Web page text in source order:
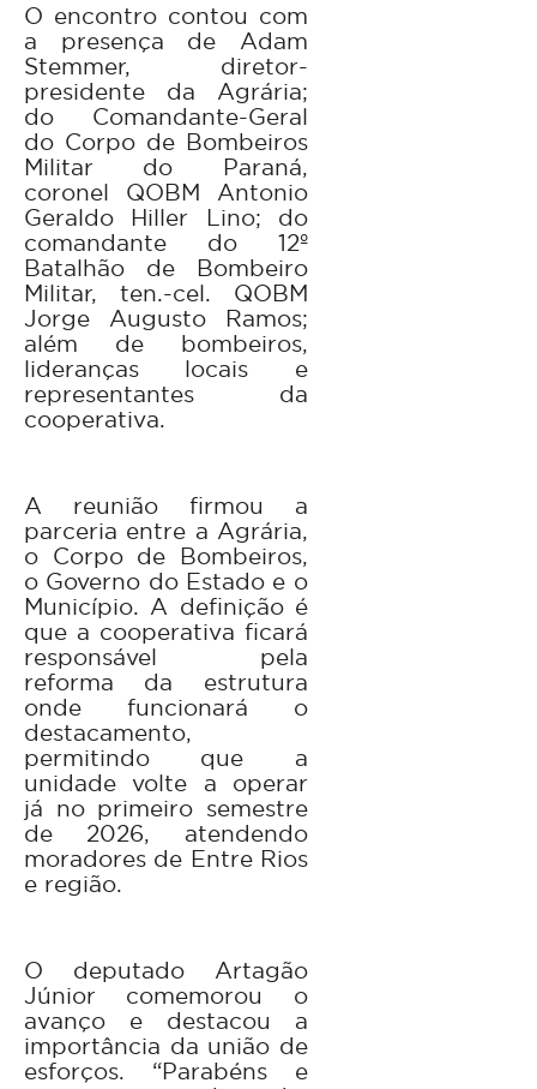
O encontro contou com
a presença de Adam
Stemmer, diretor-
presidente da Agrária;
do Comandante-Geral
do Corpo de Bombeiros
Militar do Paraná,
coronel QOBM Antonio
Geraldo Hiller Lino; do
comandante do 12º
Batalhão de Bombeiro
Militar, ten.-cel. QOBM
Jorge Augusto Ramos;
além de bombeiros,
lideranças locais e
representantes da
cooperativa.
A reunião firmou a
parceria entre a Agrária,
o Corpo de Bombeiros,
o Governo do Estado e o
Município. A definição é
que a cooperativa ficará
responsável pela
reforma da estrutura
onde funcionará o
destacamento,
permitindo que a
unidade volte a operar
já no primeiro semestre
de 2026, atendendo
moradores de Entre Rios
e região.
O deputado Artagão
Júnior comemorou o
avanço e destacou a
importância da união de
esforços. “Parabéns e